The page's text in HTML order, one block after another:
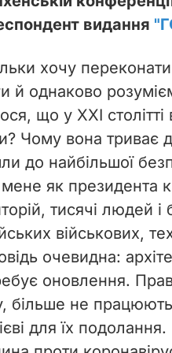
видання
хочу
й однаково
що у ХХІ
Чому вона триває
до найбільшої
як президента
тисячі людей і
військових,
очевидна:
оновлення.
більше не
для їх